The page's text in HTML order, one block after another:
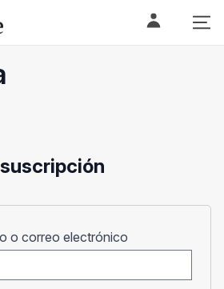
o correo electrónico